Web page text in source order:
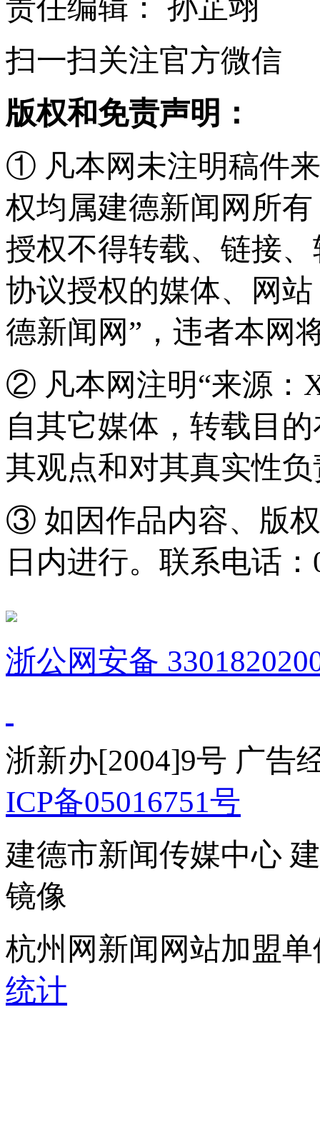
责任编辑： 孙芷翊
扫一扫关注官方微信
版权和免责声明：
① 凡本网未注明稿件
权均属建德新闻网所
授权不得转载、链接
协议授权的媒体、网
德新闻网”，违者本网
② 凡本网注明“来源：
自其它媒体，转载目
其观点和对其真实性
③ 如因作品内容、版
日内进行。联系电话：
浙公网安备
浙新办[2004]9号 广告
ICP备05016751号
建德市新闻传媒中心
镜像
杭州网新闻网站加盟
统计